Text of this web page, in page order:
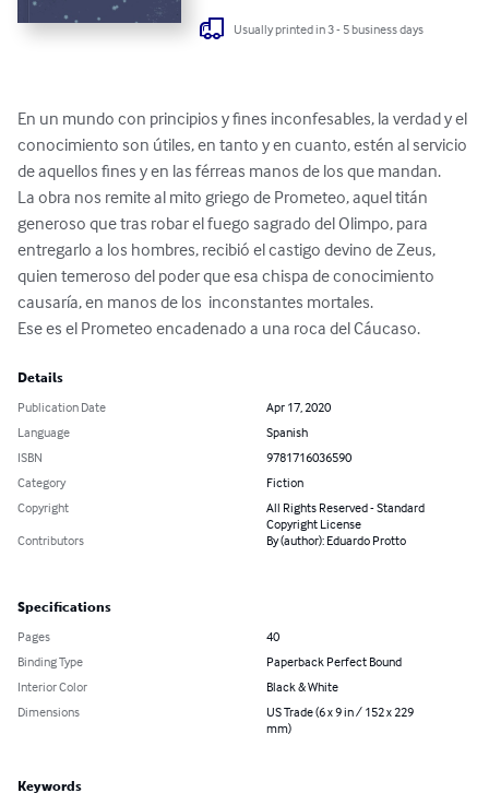
Usually printed in 3 - 5 business days
En un mundo con principios y fines inconfesables, la verdad y el
conocimiento son útiles, en tanto y en cuanto, estén al servicio
de aquellos fines y en las férreas manos de los que mandan.
La obra nos remite al mito griego de Prometeo, aquel titán
generoso que tras robar el fuego sagrado del Olimpo, para
entregarlo a los hombres, recibió el castigo devino de Zeus,
quien temeroso del poder que esa chispa de conocimiento
causaría, en manos de los  inconstantes mortales.
Ese es el Prometeo encadenado a una roca del Cáucaso.
Details
Publication Date
Apr 17, 2020
Language
Spanish
ISBN
9781716036590
Category
Fiction
Copyright
All Rights Reserved - Standard
Copyright License
Contributors
By (author): Eduardo Protto
Specifications
Pages
40
Binding Type
Paperback Perfect Bound
Interior Color
Black & White
Dimensions
US Trade (6 x 9 in / 152 x 229
mm)
Keywords